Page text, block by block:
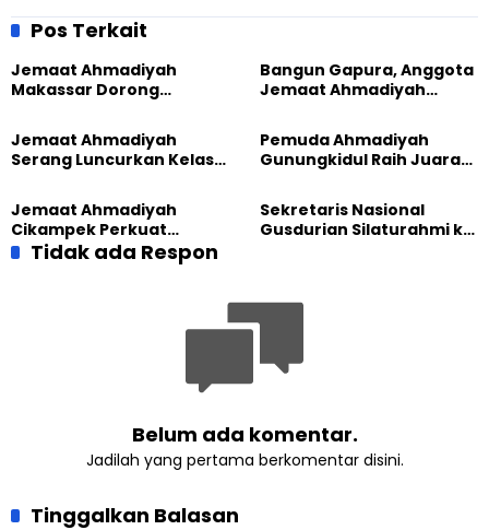
Keluarga dan
Persaudaraan
Generasi Muda
Pos Terkait
Jemaat Ahmadiyah
Makassar Dorong
Lewat Edukasi Ekoteologi
Bangun Gapura, Anggota
Jemaat Ahmadiyah
Sambut HUT RI ke-81
Jemaat Ahmadiyah
Serang Luncurkan Kelas
Generasi Unggul
Pemuda Ahmadiyah
Gunungkidul Raih Juara
Jemaat Ahmadiyah
Cikampek Perkuat
Komitmen Bangun Masjid
Sekretaris Nasional
Gusdurian Silaturahmi ke
Tidak ada Respon
Belum ada komentar.
Jadilah yang pertama berkomentar disini.
Tinggalkan Balasan